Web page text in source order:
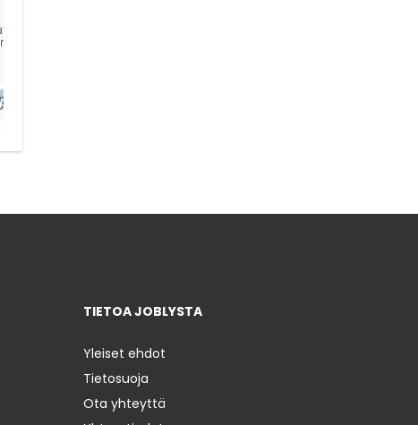
TIETOA JOBLYSTA
Yleiset ehdot
Tietosuoja
Ota yhteyttä